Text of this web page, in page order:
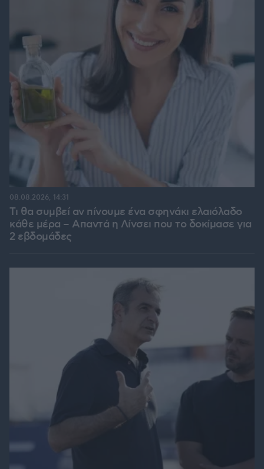
Τι θα συμβεί αν πίνουμε ένα σφηνάκι ελαιόλαδο
κάθε μέρα – Απαντά η Λίνσει που το δοκίμασε για
2 εβδομάδες
08.08.2026, 14:31